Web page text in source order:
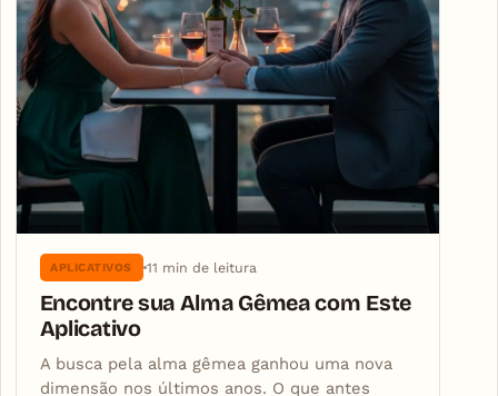
APLICATIVOS 11 min de leitura
Encontre sua Alma Gêmea com Este
Aplicativo
A busca pela alma gêmea ganhou uma nova
dimensão nos últimos anos. O que antes